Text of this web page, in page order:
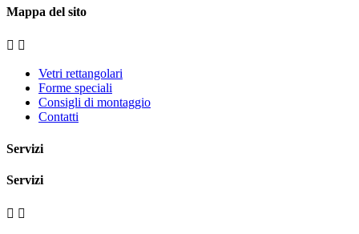
Mappa del sito
 
Vetri rettangolari
Forme speciali
Consigli di montaggio
Contatti
Servizi
Servizi
 